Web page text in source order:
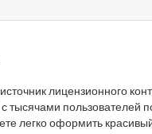
лицензионного
тысячами пользователей
легко оформить